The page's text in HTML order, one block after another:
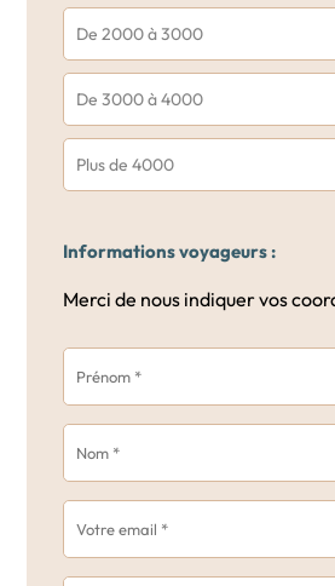
De 2000 à 3000
De 3000 à 4000
Plus de 4000
Informations voyageurs :
Merci de nous indiquer vos